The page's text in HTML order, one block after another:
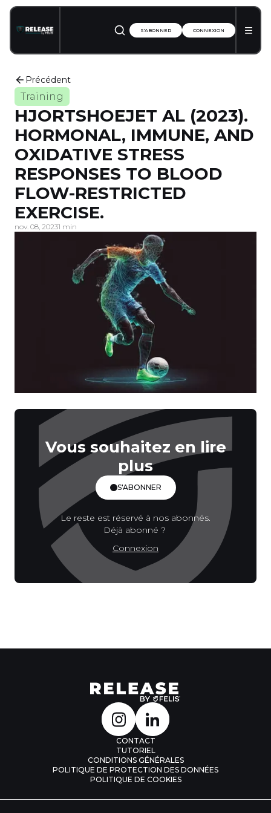
S'ABONNER CONNEXION
Précédent
Training
HJORTSHOEJET AL (2023).
HORMONAL, IMMUNE, AND
OXIDATIVE STRESS
RESPONSES TO BLOOD
FLOW-RESTRICTED
EXERCISE.
nov. 08, 20231 min
Vous souhaitez en lire
plus
S'ABONNER
Le reste est réservé à nos abonnés.
Déjà abonné ?
Connexion
CONTACT
TUTORIEL
CONDITIONS GÉNÉRALES
POLITIQUE DE PROTECTION DES DONNÉES
POLITIQUE DE COOKIES